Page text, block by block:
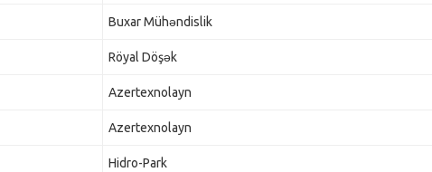
Buxar Mühəndislik
Röyal Döşək
Azertexnolayn
Azertexnolayn
Hidro-Park